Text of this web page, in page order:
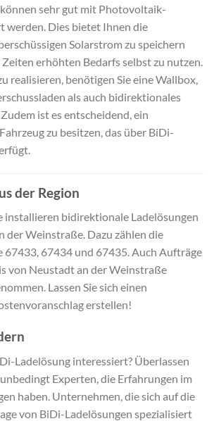
sehr gut mit Photovoltaik-
werden. Dies bietet Ihnen die
Solarstrom zu speichern
erhöhten Bedarfs selbst zu nutzen.
realisieren, benötigen Sie eine Wallbox,
als auch bidirektionales
ist es entscheidend, ein
zu besitzen, das über BiDi-
der Region
installieren bidirektionale Ladelösungen
der Weinstraße. Dazu zählen die
67433, 67434 und 67435. Auch Aufträge
von Neustadt an der Weinstraße
Lassen Sie sich einen
erstellen!
Ladelösung interessiert? Überlassen
Experten, die Erfahrungen im
haben. Unternehmen, die sich auf die
von BiDi-Ladelösungen spezialisiert